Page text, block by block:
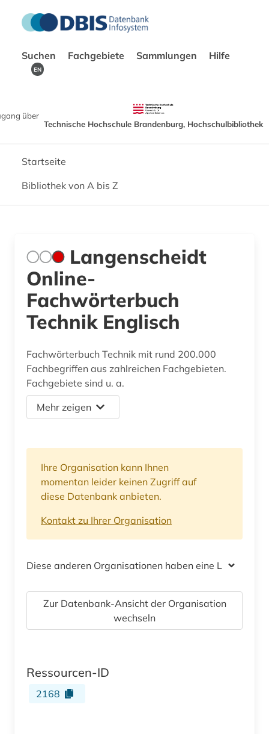
Suchen Fachgebiete Sammlungen Hilfe
EN
über
Technische Hochschule Brandenburg, Hochschulbibliothek
Startseite
Bibliothek von A bis Z
Langenscheidt
Online-
Fachwörterbuch
Technik Englisch
Fachwörterbuch Technik mit rund 200.000
Fachbegriffen aus zahlreichen Fachgebieten.
Fachgebiete sind u. a.
Mehr zeigen
Ihre Organisation kann Ihnen
momentan leider keinen Zugriff auf
diese Datenbank anbieten.
Kontakt zu Ihrer Organisation
Diese anderen Organisationen haben eine Lizenz
Zur Datenbank-Ansicht der Organisation
wechseln
Ressourcen-ID
2168